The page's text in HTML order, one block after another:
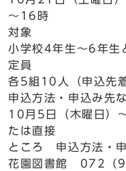
～16時
対象
小学校4年生～6年生
定員
各5組10人（申込先
申込方法・申込み先
10月5日（木曜日）
たは直接
ところ 申込方法・
花園図書館 072（